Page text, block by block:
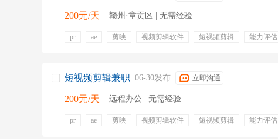
200元/天 赣州·章贡区 | 无需经验
pr ae 剪映 视频剪辑软件 短视频剪辑 能力评估
短视频剪辑兼职 06-30发布 立即沟通
200元/天 远程办公 | 无需经验
pr ae 剪映 视频剪辑软件 短视频剪辑 能力评估